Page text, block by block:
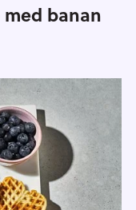
banan